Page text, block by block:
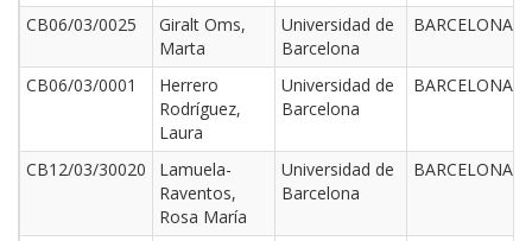
CB06/03/0025
Giralt Oms,
Marta
Universidad de
Barcelona
BARCELONA
CB06/03/0001
Herrero
Rodríguez,
Laura
Universidad de
Barcelona
BARCELONA
CB12/03/30020
Lamuela-
Raventos,
Rosa María
Universidad de
Barcelona
BARCELONA